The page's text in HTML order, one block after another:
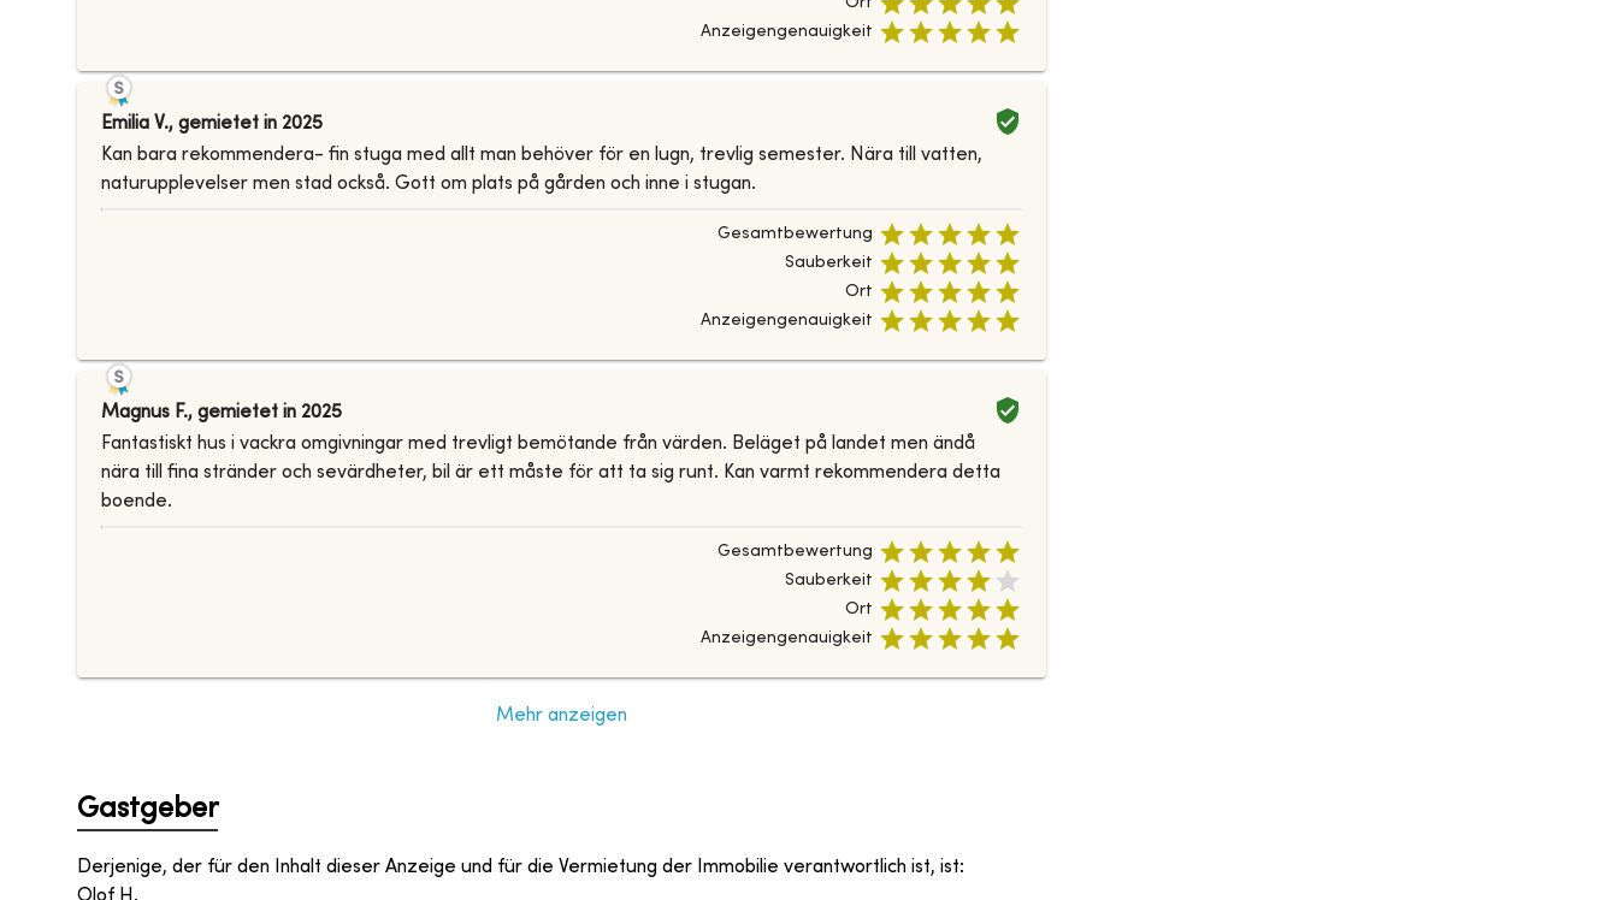
Anzeigengenauigkeit
Emilia V., gemietet in 2025
Kan bara rekommendera- fin stuga med allt man behöver för en lugn, trevlig semester. Nära till vatten,
naturupplevelser men stad också. Gott om plats på gården och inne i stugan.
Gesamtbewertung
Sauberkeit
Ort
Anzeigengenauigkeit
Magnus F., gemietet in 2025
Fantastiskt hus i vackra omgivningar med trevligt bemötande från värden. Beläget på landet men ändå
nära till fina stränder och sevärdheter, bil är ett måste för att ta sig runt. Kan varmt rekommendera detta
boende.
Gesamtbewertung
Sauberkeit
Ort
Anzeigengenauigkeit
Mehr anzeigen
Gastgeber
Derjenige, der für den Inhalt dieser Anzeige und für die Vermietung der Immobilie verantwortlich ist, ist:
Olof H.